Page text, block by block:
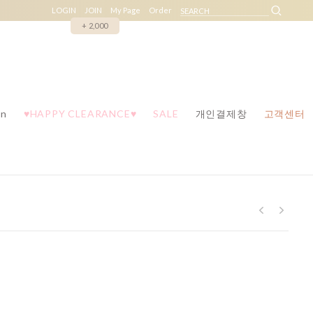
LOGIN
JOIN
+ 2,000
My Page Order
♥HAPPY CLEARANCE♥ SALE 개인결제창 고객센터